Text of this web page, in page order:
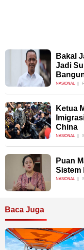
Bakal
Jadi
NASIONAL
Ketua
China
NASIONAL
Puan
Sistem
NASIONAL
Baca Juga